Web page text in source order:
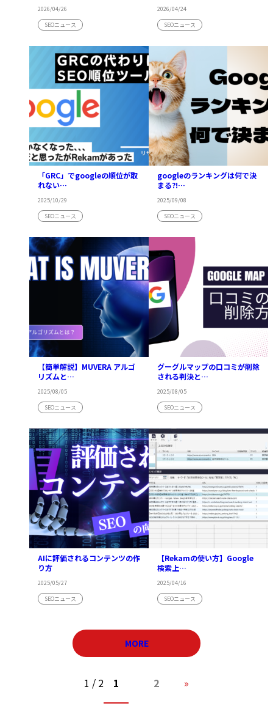
2026/04/26
SEOニュース
2026/04/24
SEOニュース
「GRC」でgoogleの順位が取
れない…
2025/10/29
SEOニュース
googleのランキングは何で決
まる?!…
2025/09/08
SEOニュース
【簡単解説】MUVERA アルゴ
リズムと…
2025/08/05
SEOニュース
グーグルマップの口コミが削除
される判決と…
2025/08/05
SEOニュース
AIに評価されるコンテンツの作
り方
2025/05/27
SEOニュース
【Rekamの使い方】Google
検索上…
2025/04/16
SEOニュース
MORE
1 / 2 1 2 »